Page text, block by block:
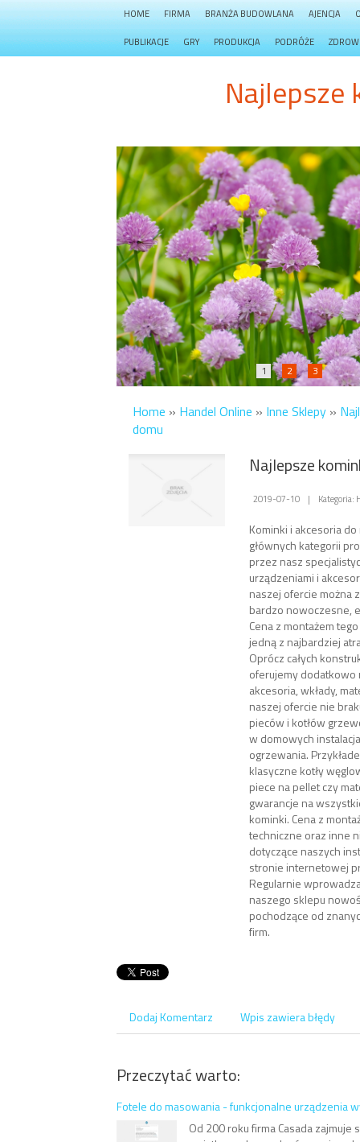
HOME FIRMA BRANŻA BUDOWLANA AJENCJA
PUBLIKACJE GRY PRODUKCJA PODRÓŻE
Najlepsze
1 2 3
Home » Handel Online » Inne Sklepy »
domu
Najlepsze
2019-07-10 | Kategoria:
Kominki i akcesoria
głównych kategorii
przez nasz
urządzeniami i
naszej ofercie można
bardzo nowoczesne,
Cena z montażem
jedną z najbardziej
Oprócz całych
oferujemy dodatkowo
akcesoria, wkłady,
naszej ofercie nie
pieców i kotłów
w domowych
ogrzewania.
klasyczne kotły
piece na pellet czy
gwarancje na
kominki. Cena z
techniczne oraz inne
dotyczące naszych
stronie internetowej
Regularnie
naszego sklepu
pochodzące od
firm.
Dodaj Komentarz Wpis zawiera błędy
Przeczytać warto:
Fotele do masowania - funkcjonalne urządzenia
Od 200 roku firma Casada